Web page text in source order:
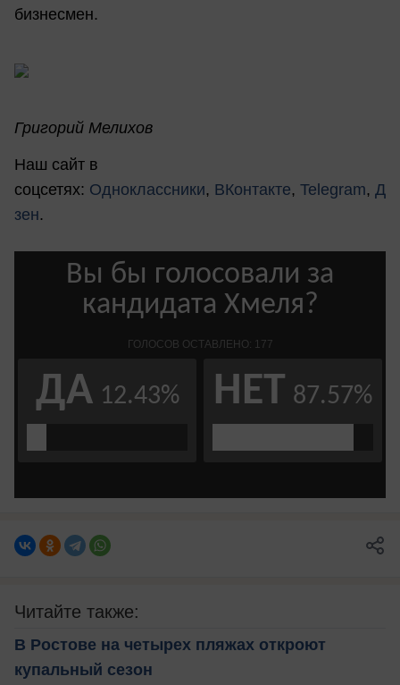
бизнесмен.
Григорий Мелихов
Наш сайт в
соцсетях: Одноклассники, ВКонтакте, Telegram, Д
зен.
Читайте также:
В Ростове на четырех пляжах откроют
купальный сезон